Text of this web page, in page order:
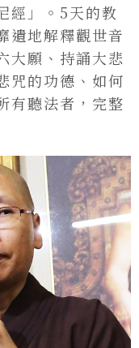
經」。5天的教
遺地解釋觀世音
大願、持誦大悲
咒的功德、如何
有聽法者，完整